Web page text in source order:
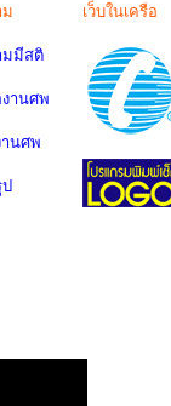
มมีสติ
านศพ
นศพ
เว็บในเครือ